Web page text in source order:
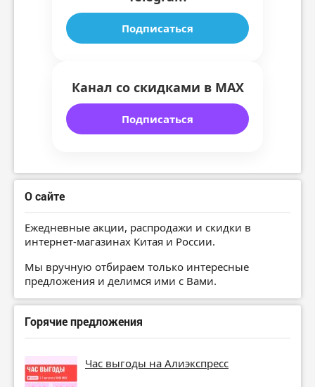
Подписаться
Канал со скидками в MAX
Подписаться
О сайте
Ежедневные акции, распродажи и скидки в
интернет-магазинах Китая и России.
Мы вручную отбираем только интересные
предложения и делимся ими с Вами.
Горячие предложения
Час выгоды на Алиэкспресс